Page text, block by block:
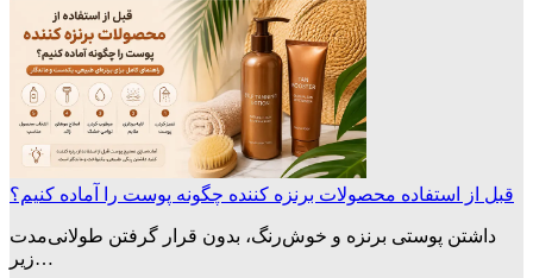
قبل از استفاده محصولات برنزه کننده چگونه پوست را آماده کنیم؟
داشتن پوستی برنزه و خوش‌رنگ، بدون قرار گرفتن طولانی‌مدت
زیر…